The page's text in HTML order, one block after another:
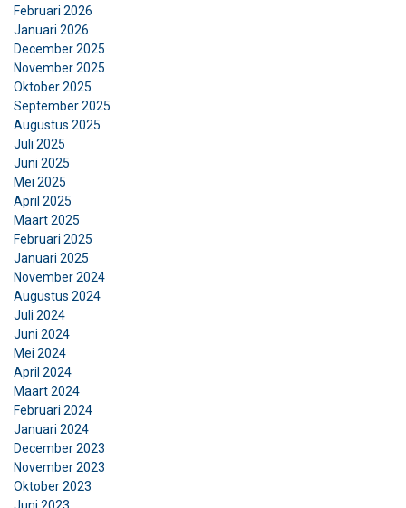
Februari 2026
Januari 2026
December 2025
November 2025
Oktober 2025
September 2025
Augustus 2025
Juli 2025
Juni 2025
Mei 2025
April 2025
Maart 2025
Februari 2025
Januari 2025
November 2024
Augustus 2024
Juli 2024
Juni 2024
Mei 2024
April 2024
Maart 2024
Februari 2024
Januari 2024
December 2023
November 2023
Oktober 2023